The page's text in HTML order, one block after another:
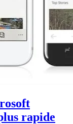
rapide